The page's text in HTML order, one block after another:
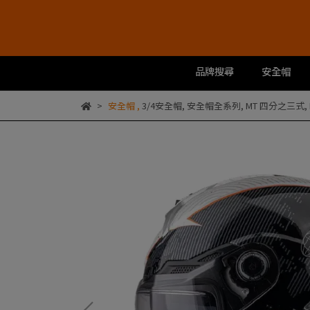
品牌搜尋 安全帽
安全帽, 3/4安全帽, 安全帽全系列, MT 四分之三式,